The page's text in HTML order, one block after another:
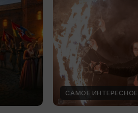
САМОЕ ИНТЕРЕСНОЕ